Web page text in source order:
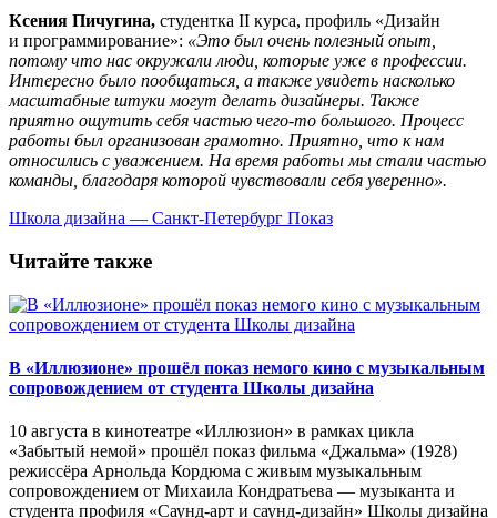
Ксения Пичугина, студентка II курса, профиль «Дизайн
и программирование»: «Это был очень полезный опыт,
потому что нас окружали люди, которые уже в профессии.
Интересно было пообщаться, а также увидеть насколько
масштабные штуки могут делать дизайнеры. Также
приятно ощутить себя частью чего-то большого. Процесс
работы был организован грамотно. Приятно, что к нам
относились с уважением. На время работы мы стали частью
команды, благодаря которой чувствовали себя уверенно».
Школа дизайна — Санкт-Петербург Показ
Читайте также
В «Иллюзионе» прошёл показ немого кино с музыкальным
сопровождением от студента Школы дизайна
10 августа в кинотеатре «Иллюзион» в рамках цикла
«Забытый немой» прошёл показ фильма «Джальма» (1928)
режиссёра Арнольда Кордюма с живым музыкальным
сопровождением от Михаила Кондратьева — музыканта и
студента профиля «Саунд-арт и саунд-дизайн» Школы дизайна